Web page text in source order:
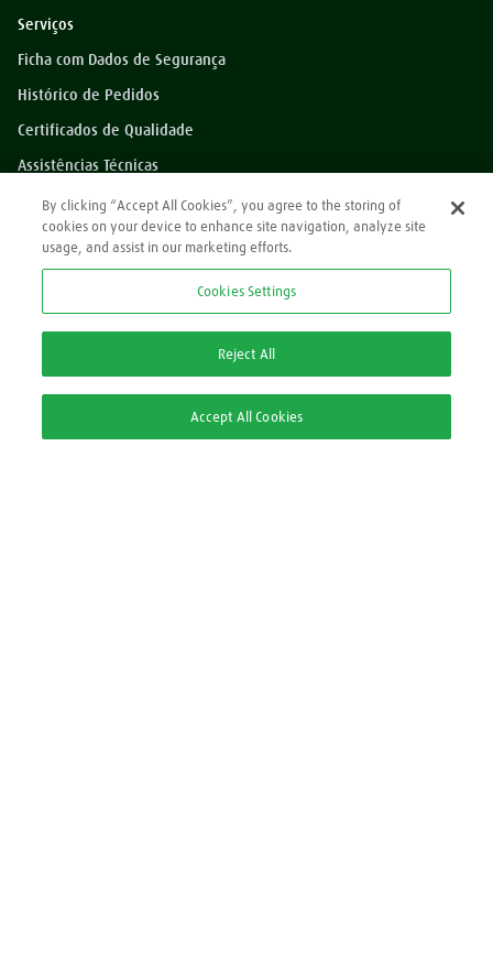
Serviços
Ficha com Dados de Segurança
Histórico de Pedidos
Certificados de Qualidade
Assistências Técnicas
Dúvidas?
Perguntas Frequentes
*Preços exibidos sem impostos
2ª via Nota Fiscal/Boleto:
By clicking “Accept All Cookies”, you agree to the storing of
cookies on your device to enhance site navigation, analyze site
usage, and assist in our marketing efforts.
Cookies Settings
Reject All
Accept All Cookies